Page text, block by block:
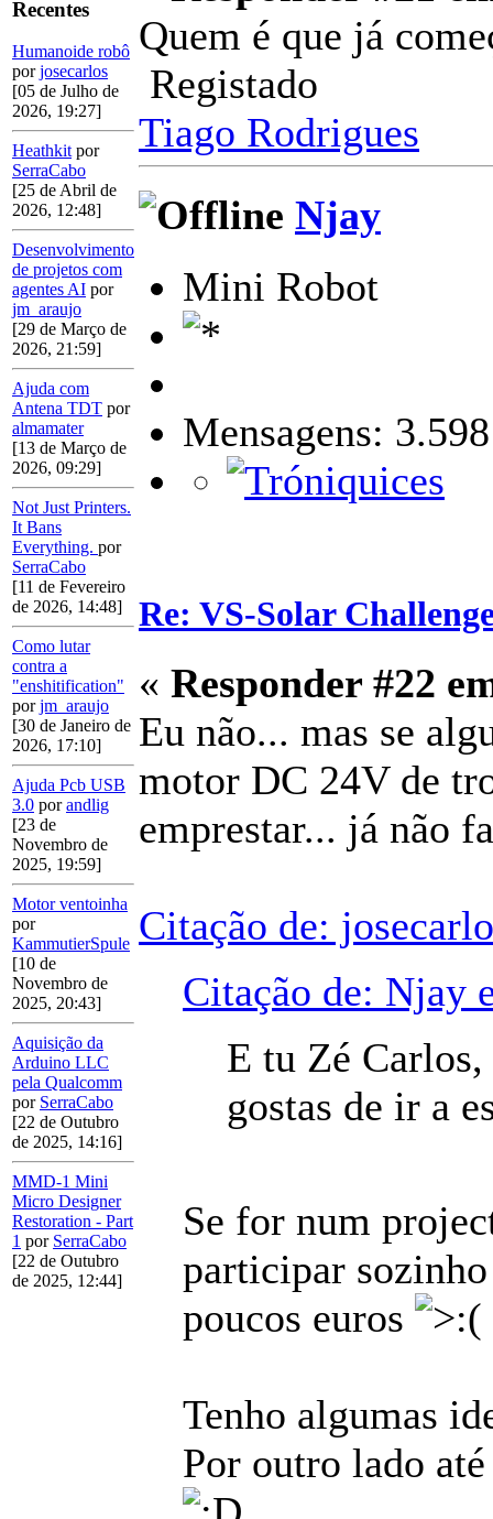
Recentes
Humanoide robô
porjosecarlos
[05 de Julho de
2026, 19:27]
Heathkit por
SerraCabo
[25 de Abril de
2026, 12:48]
Desenvolvimento
de projetos com
agentes AI por
jm_araujo
[29 de Março de
2026, 21:59]
Ajuda com
Antena TDT por
almamater
[13 de Março de
2026, 09:29]
Not Just Printers.
It Bans
Everything. por
SerraCabo
[11 de Fevereiro
de 2026, 14:48]
Como lutar
contra a
"enshitification"
porjm_araujo
[30 de Janeiro de
2026, 17:10]
Ajuda Pcb USB
3.0 porandlig
[23 de
Novembro de
2025, 19:59]
Motor ventoinha
por
KammutierSpule
[10 de
Novembro de
2025, 20:43]
Aquisição da
Arduino LLC
pela Qualcomm
por SerraCabo
[22 de Outubro
de 2025, 14:16]
MMD-1 Mini
Micro Designer
Restoration - Part
1 por SerraCabo
[22 de Outubro
de 2025, 12:44]
Quem é que já
Registado
Tiago Rodrigues
Njay
Mini Robot
Mensagens: 3.598
Re: VS-Solar
« Responder #22
Eu não... mas se
motor DC 24V de
emprestar... já não
Citação de:
Citação de: Njay
E tu Zé
gostas de ir a
Se for num
participar
poucos euros
Tenho algumas
Por outro lado